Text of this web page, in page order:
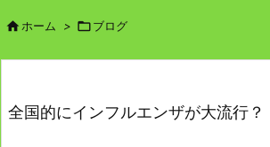
 ホーム > ブログ
全国的にインフルエンザが大流行？